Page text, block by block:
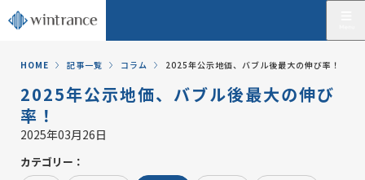
HOME 記事一覧 コラム 2025年公示地価、バブル後最大の伸び率！
2025年公示地価、バブル後最大の伸び
率！
2025年03月26日
カテゴリー：